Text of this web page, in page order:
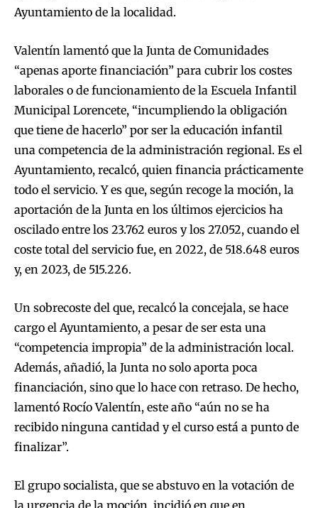
Ayuntamiento de la localidad.
Valentín lamentó que la Junta de Comunidades
“apenas aporte financiación” para cubrir los costes
laborales o de funcionamiento de la Escuela Infantil
Municipal Lorencete, “incumpliendo la obligación
que tiene de hacerlo” por ser la educación infantil
una competencia de la administración regional. Es el
Ayuntamiento, recalcó, quien financia prácticamente
todo el servicio. Y es que, según recoge la moción, la
aportación de la Junta en los últimos ejercicios ha
oscilado entre los 23.762 euros y los 27.052, cuando el
coste total del servicio fue, en 2022, de 518.648 euros
y, en 2023, de 515.226.
Un sobrecoste del que, recalcó la concejala, se hace
cargo el Ayuntamiento, a pesar de ser esta una
“competencia impropia” de la administración local.
Además, añadió, la Junta no solo aporta poca
financiación, sino que lo hace con retraso. De hecho,
lamentó Rocío Valentín, este año “aún no se ha
recibido ninguna cantidad y el curso está a punto de
finalizar”.
El grupo socialista, que se abstuvo en la votación de
la urgencia de la moción, incidió en que en